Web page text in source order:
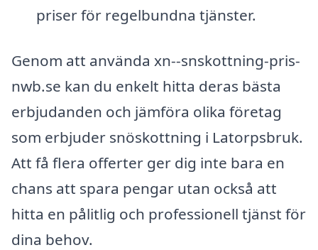
priser för regelbundna tjänster.
Genom att använda xn--snskottning-pris-
nwb.se kan du enkelt hitta deras bästa
erbjudanden och jämföra olika företag
som erbjuder snöskottning i Latorpsbruk.
Att få flera offerter ger dig inte bara en
chans att spara pengar utan också att
hitta en pålitlig och professionell tjänst för
dina behov.